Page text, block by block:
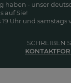
- unser
auf Sie!
Uhr und samstags
SCHREIBEN